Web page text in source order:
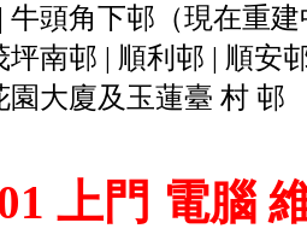
牛頭角下邨（現在重
南邨 | 順利邨 | 順安
園大廈及玉蓮臺 村 邨
上門 電腦